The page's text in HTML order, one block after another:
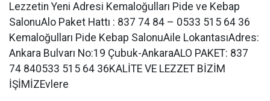
Lezzetin Yeni Adresi Kemaloğulları Pide ve Kebap
SalonuAlo Paket Hattı : 837 74 84 – 0533 515 64 36
Kemaloğulları Pide Kebap SalonuAile LokantasıAdres:
Ankara Bulvarı No:19 Çubuk-AnkaraALO PAKET: 837
74 840533 515 64 36KALİTE VE LEZZET BİZİM
İŞİMİZEvlere